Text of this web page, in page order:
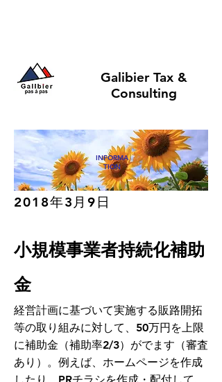
Galibier Tax &
Consulting
INFORMA
TION
2018年3月9日​
小規模事業者持続化補助
金
経営計画に基づいて実施する販路開拓
等の取り組みに対して、50万円を上限
に補助金（補助率2/3）がでます（審査
あり） 。例えば、ホームページを作成